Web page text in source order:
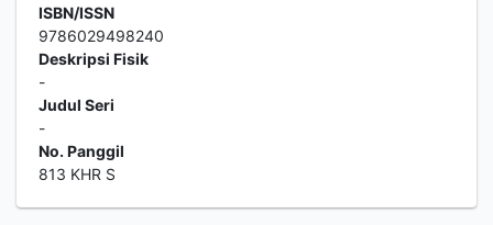
ISBN/ISSN
9786029498240
Deskripsi Fisik
-
Judul Seri
-
No. Panggil
813 KHR S